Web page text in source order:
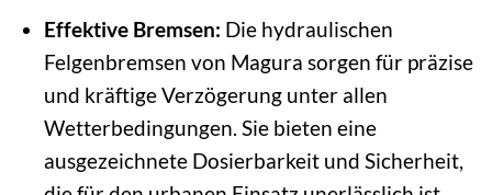
Effektive Bremsen: Die hydraulischen
Felgenbremsen von Magura sorgen für präzise
und kräftige Verzögerung unter allen
Wetterbedingungen. Sie bieten eine
ausgezeichnete Dosierbarkeit und Sicherheit,